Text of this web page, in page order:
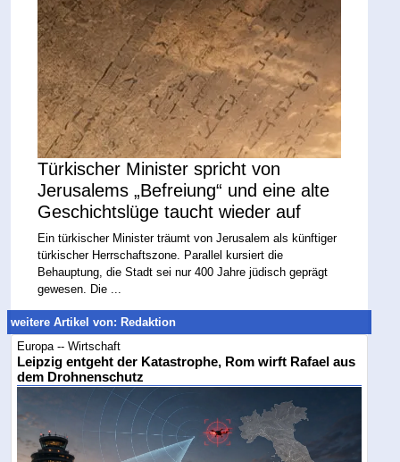
Türkischer Minister spricht von
Jerusalems „Befreiung“ und eine alte
Geschichtslüge taucht wieder auf
Ein türkischer Minister träumt von Jerusalem als künftiger
türkischer Herrschaftszone. Parallel kursiert die
Behauptung, die Stadt sei nur 400 Jahre jüdisch geprägt
gewesen. Die ...
weitere Artikel von: Redaktion
Europa -- Wirtschaft
Leipzig entgeht der Katastrophe, Rom wirft Rafael aus
dem Drohnenschutz